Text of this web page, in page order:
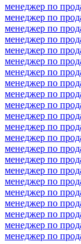
менеджер по
менеджер по
менеджер по
менеджер по
менеджер по
менеджер по
менеджер по
менеджер по
менеджер по
менеджер по
менеджер по
менеджер по
менеджер по
менеджер по
менеджер по
менеджер по
менеджер по
менеджер по
менеджер по
менеджер по
менеджер по
менеджер по